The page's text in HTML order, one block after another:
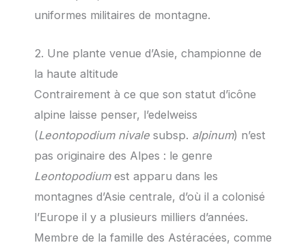
uniformes militaires de montagne.
2. Une plante venue d’Asie, championne de
la haute altitude
Contrairement à ce que son statut d’icône
alpine laisse penser, l’edelweiss
(Leontopodium nivale subsp. alpinum) n’est
pas originaire des Alpes : le genre
Leontopodiumest apparu dans les
montagnes d’Asie centrale, d’où il a colonisé
l’Europe il y a plusieurs milliers d’années.
Membre de la famille des Astéracées, comme